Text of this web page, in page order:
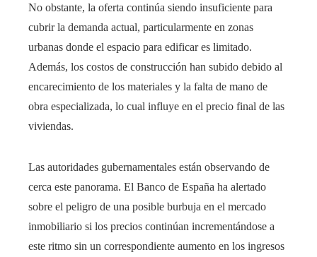
No obstante, la oferta continúa siendo insuficiente para
cubrir la demanda actual, particularmente en zonas
urbanas donde el espacio para edificar es limitado.
Además, los costos de construcción han subido debido al
encarecimiento de los materiales y la falta de mano de
obra especializada, lo cual influye en el precio final de las
viviendas.
Las autoridades gubernamentales están observando de
cerca este panorama. El Banco de España ha alertado
sobre el peligro de una posible burbuja en el mercado
inmobiliario si los precios continúan incrementándose a
este ritmo sin un correspondiente aumento en los ingresos